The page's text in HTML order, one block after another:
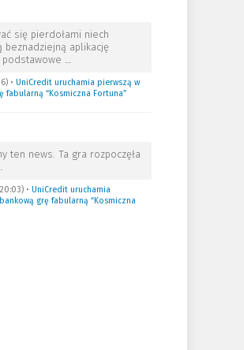
się pierdołami niech
beznadziejną aplikację
podstawowe …
• UniCredit uruchamia pierwszą w
fabularną “Kosmiczna Fortuna”
ten news. Ta gra rozpoczęła
• UniCredit uruchamia
grę fabularną “Kosmiczna